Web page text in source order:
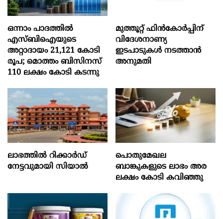
ഒന്നാം പാദത്തിൽ
എസ്ബിഐയുടെ
അറ്റാദായം 21,121 കോടി
രൂപ; മൊത്തം ബിസിനസ്
110 ലക്ഷം കോടി കടന്നു
മുത്തൂറ്റ് ഫിൻകോർപ്പിന്
വിദേശനാണ്യ
ഇടപാടുകൾ നടത്താൻ
അനുമതി
ലാഭത്തിൽ റിക്കാർഡ്
നേട്ടവുമായി സിയാൽ
പൊതുമേഖല
ബാങ്കുകളുടെ ലാഭം അര
ലക്ഷം കോടി കവിഞ്ഞു